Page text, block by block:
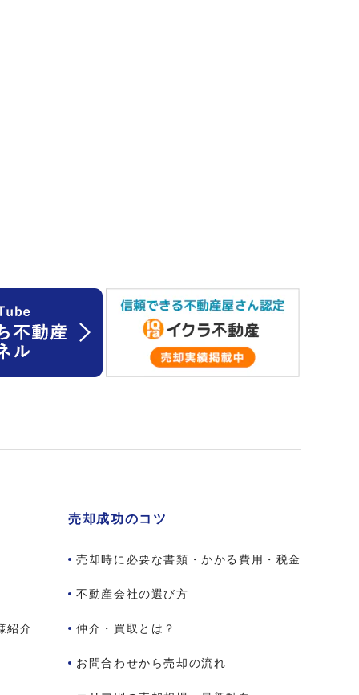
紹介
売却成功のコツ
売却時に必要な書類・かかる費用・税金
不動産会社の選び方
仲介・買取とは？
お問合わせから売却の流れ